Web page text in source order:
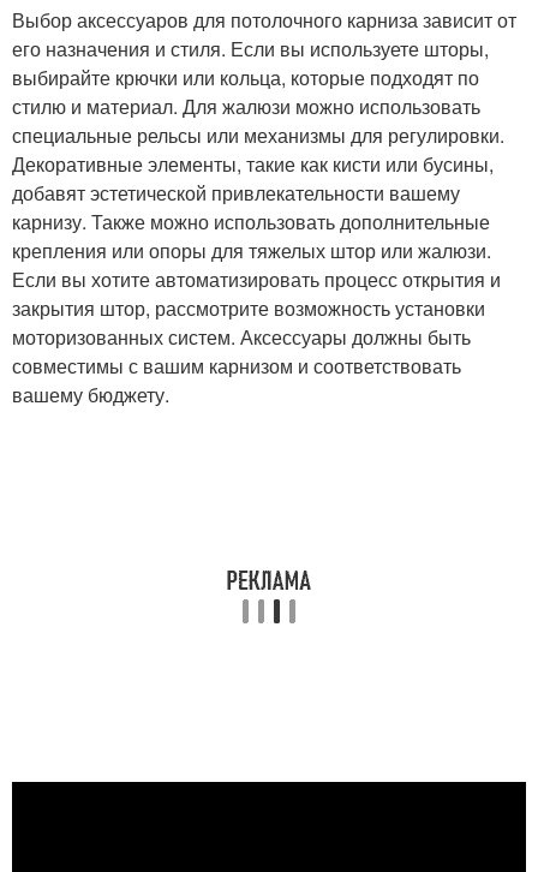
Выбор аксессуаров для потолочного карниза зависит от
его назначения и стиля. Если вы используете шторы,
выбирайте крючки или кольца, которые подходят по
стилю и материал. Для жалюзи можно использовать
специальные рельсы или механизмы для регулировки.
Декоративные элементы, такие как кисти или бусины,
добавят эстетической привлекательности вашему
карнизу. Также можно использовать дополнительные
крепления или опоры для тяжелых штор или жалюзи.
Если вы хотите автоматизировать процесс открытия и
закрытия штор, рассмотрите возможность установки
моторизованных систем. Аксессуары должны быть
совместимы с вашим карнизом и соответствовать
вашему бюджету.